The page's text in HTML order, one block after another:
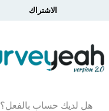
الاشتراك
هل لديك حساب بالفعل؟